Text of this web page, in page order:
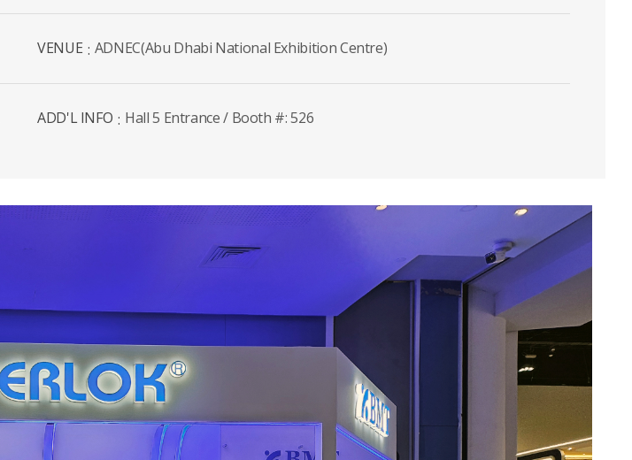
VENUE ADNEC(Abu Dhabi National Exhibition Centre)
ADD'L INFO Hall 5 Entrance / Booth #: 526